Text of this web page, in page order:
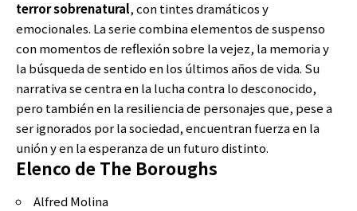
terror sobrenatural, con tintes dramáticos y
emocionales. La serie combina elementos de suspenso
con momentos de reflexión sobre la vejez, la memoria y
la búsqueda de sentido en los últimos años de vida. Su
narrativa se centra en la lucha contra lo desconocido,
pero también en la resiliencia de personajes que, pese a
ser ignorados por la sociedad, encuentran fuerza en la
unión y en la esperanza de un futuro distinto.
Elenco de The Boroughs
Alfred Molina